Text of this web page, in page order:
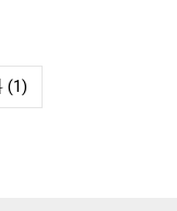
(1)